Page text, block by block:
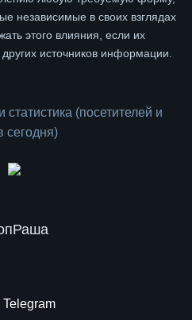
независимые в своих взглядах
этого влияния, если их
других источников информации.
Telegram